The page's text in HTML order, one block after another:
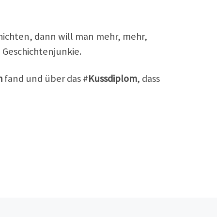
dann will man mehr, mehr,
fand und über das #Kussdiplom, dass